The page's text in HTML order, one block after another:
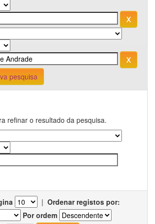
pesquisa
refinar o resultado da pesquisa.
| Ordenar registos por:
Por ordem